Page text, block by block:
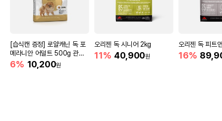
[습식캔 증정] 로얄캐닌 독 포
메라니안 어덜트 500g 관절
건강
6% 10,200원
오리젠 독 시니어 2kg
11% 40,900원
오리젠 독 피트
16%